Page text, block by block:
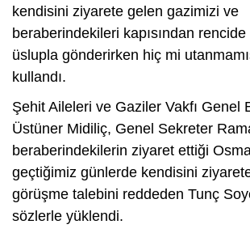
kendisini ziyarete gelen gazimizi ve
beraberindekileri kapısından
üslupla gönderirken hiç mi
kullandı.
Şehit Aileleri ve Gaziler Vakfı Genel
Üstüner Midiliç, Genel Sekreter
beraberindekilerin ziyaret ettiği
geçtiğimiz günlerde kendisini
görüşme talebini reddeden Tunç
sözlerle yüklendi.